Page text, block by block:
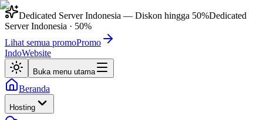
Dedicated Server Indonesia — Diskon hingga 50%Dedicated
Server Indonesia · 50%
Lihat semua promoPromo
IndoWebsite
Buka menu utama
Beranda
Hosting